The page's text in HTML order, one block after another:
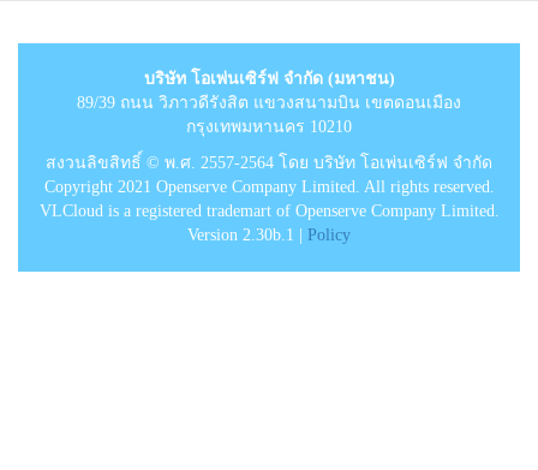
บริษัท โอเพ่นเซิร์ฟ จำกัด (มหาชน)
89/39 ถนน วิภาวดีรังสิต แขวงสนามบิน เขตดอนเมือง
กรุงเทพมหานคร 10210
สงวนลิขสิทธิ์ © พ.ศ. 2557-2564 โดย บริษัท โอเพ่นเซิร์ฟ จำกัด
Copyright 2021 Openserve Company Limited. All rights reserved.
VLCloud is a registered trademart of Openserve Company Limited.
Version 2.30b.1 |
Policy